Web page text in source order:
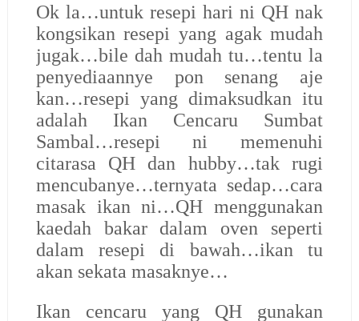
Ok la…untuk resepi hari ni QH nak
kongsikan resepi yang agak mudah
jugak…bile dah mudah tu…tentu la
penyediaannye pon senang aje
kan…resepi yang dimaksudkan itu
adalah Ikan Cencaru Sumbat
Sambal…resepi ni memenuhi
citarasa QH dan hubby…tak rugi
mencubanye…ternyata sedap…cara
masak ikan ni…QH menggunakan
kaedah bakar dalam oven seperti
dalam resepi di bawah…ikan tu
akan sekata masaknye…
Ikan cencaru yang QH gunakan